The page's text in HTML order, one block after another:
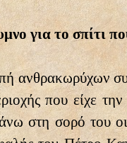
για το σπίτι
ανθρακωρύχων
που είχε
στη σορό του